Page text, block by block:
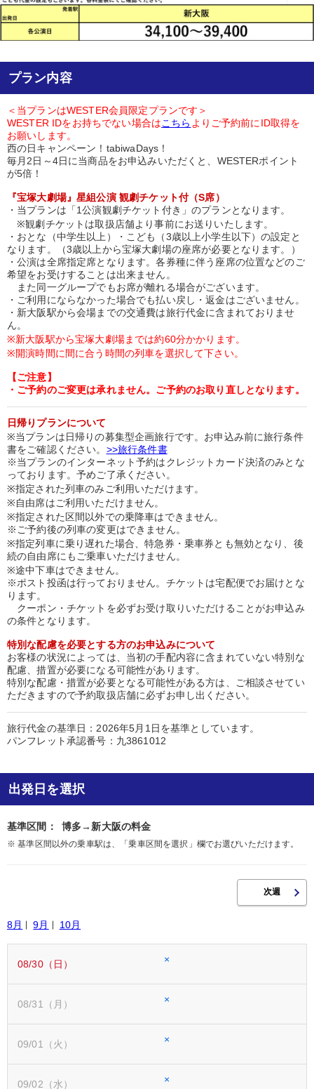
プラン内容
＜当プランはWESTER会員限定プランです＞
WESTER IDをお持ちでない場合はこちら よりご予約前にID取得を
お願いします。
西の日キャンペーン！tabiwaDays！
毎月2日～4日に当商品をお申込みいただくと、WESTERポイント
が5倍！
『宝塚大劇場』星組公演 観劇チケット付（S席）
・当プランは「1公演観劇チケット付き」のプランとなります。
※観劇チケットは取扱店舗より事前にお送りいたします。
・おとな（中学生以上）・こども（3歳以上小学生以下）の設定と
なります。（3歳以上から宝塚大劇場の座席が必要となります。）
・公演は全席指定席となります。各券種に伴う座席の位置などのご
希望をお受けすることは出来ません。
また同一グループでもお席が離れる場合がございます。
・ご利用にならなかった場合でも払い戻し・返金はございません。
・新大阪駅から会場までの交通費は旅行代金に含まれておりませ
ん。
※新大阪駅から宝塚大劇場までは約60分かかります。
※開演時間に間に合う時間の列車を選択して下さい。
【ご注意】
・ご予約のご変更は承れません。ご予約のお取り直しとなります。
日帰りプランについて
※当プランは日帰りの募集型企画旅行です。お申込み前に旅行条件
書をご確認ください。 >>旅行条件書
※当プランのインターネット予約はクレジットカード決済のみとな
っております。予めご了承ください。
※指定された列車のみご利用いただけます。
※自由席はご利用いただけません。
※指定された区間以外での乗降車はできません。
※ご予約後の列車の変更はできません。
※指定列車に乗り遅れた場合、特急券・乗車券とも無効となり、後
続の自由席にもご乗車いただけません。
※途中下車はできません。
※ポスト投函は行っておりません。チケットは宅配便でお届けとな
ります。
クーポン・チケットを必ずお受け取りいただけることがお申込み
の条件となります。
特別な配慮を必要とする方のお申込みについて
お客様の状況によっては、当初の手配内容に含まれていない特別な
配慮、措置が必要になる可能性があります。
特別な配慮・措置が必要となる可能性がある方は、ご相談させてい
ただきますので予約取扱店舗に必ずお申し出ください。
旅行代金の基準日：2026年5月1日を基準としています。
パンフレット承認番号：九3861012
出発日を選択
基準区間： 博多→新大阪の料金
※ 基準区間以外の乗車駅は、「乗車区間を選択」欄でお選びいただけます。
8月 9月 10月
08/30（日） ×
08/31（月） ×
09/01（火） ×
09/02（水） ×